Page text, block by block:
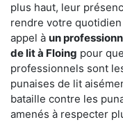
plus haut, leur
rendre votre
appel à un
de lit à Floing pour
professionnels sont
punaises de lit
bataille contre les
amenés à respecter